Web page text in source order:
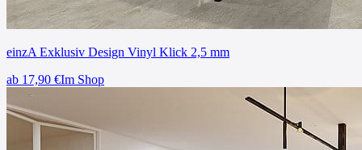
einzA Exklusiv Design Vinyl Klick 2,5 mm
ab 17,90 €Im Shop